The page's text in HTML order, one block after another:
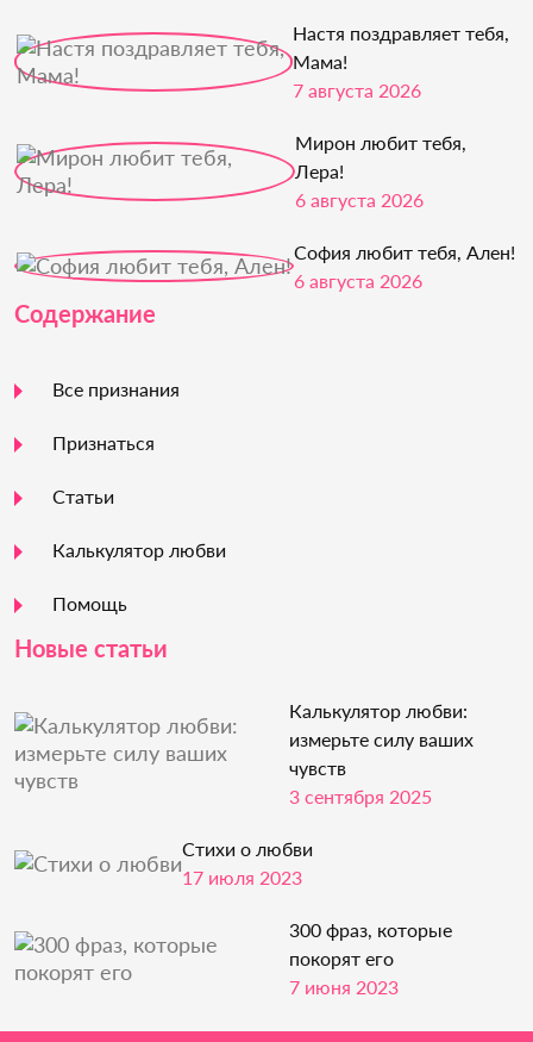
Настя поздравляет тебя,
Мама!
7 августа 2026
Мирон любит тебя,
Лера!
6 августа 2026
София любит тебя, Ален!
6 августа 2026
Содержание
Все признания
Признаться
Статьи
Калькулятор любви
Помощь
Новые статьи
Калькулятор любви:
измерьте силу ваших
чувств
3 сентября 2025
Стихи о любви
17 июля 2023
300 фраз, которые
покорят его
7 июня 2023